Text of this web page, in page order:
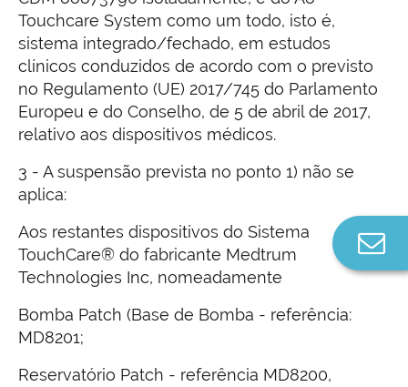
Touchcare System como um todo, isto é,
sistema integrado/fechado, em estudos
clínicos conduzidos de acordo com o previsto
no Regulamento (UE) 2017/745 do Parlamento
Europeu e do Conselho, de 5 de abril de 2017,
relativo aos dispositivos médicos.
3 - A suspensão prevista no ponto 1) não se
aplica:
Aos restantes dispositivos do Sistema
TouchCare® do fabricante Medtrum
Technologies Inc, nomeadamente
Bomba Patch (Base de Bomba - referência:
MD8201;
Reservatório Patch - referência MD8200,